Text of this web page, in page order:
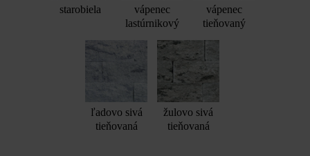
starobiela
vápenec
lastúrnikový
vápenec
tieňovaný
ľadovo sivá
tieňovaná
žulovo sivá
tieňovaná